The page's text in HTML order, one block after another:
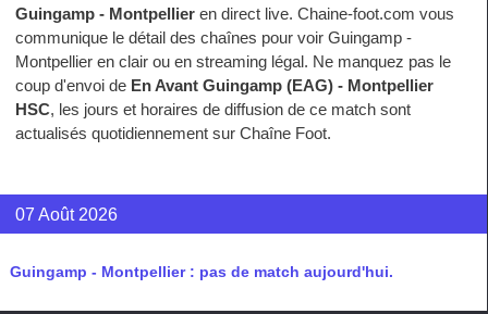
Guingamp - Montpellier en direct live. Chaine-foot.com vous
communique le détail des chaînes pour voir Guingamp -
Montpellier en clair ou en streaming légal. Ne manquez pas le
coup d'envoi de En Avant Guingamp (EAG) - Montpellier
HSC, les jours et horaires de diffusion de ce match sont
actualisés quotidiennement sur Chaîne Foot.
07 Août 2026
Guingamp - Montpellier : pas de match aujourd'hui.